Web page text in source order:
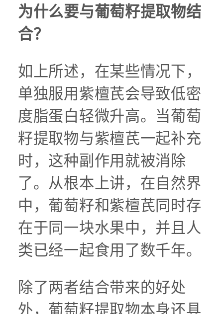
为什么要与葡萄籽提取物结
合？
如上所述，在某些情况下，
单独服用紫檀芪会导致低密
度脂蛋白轻微升高。当葡萄
籽提取物与紫檀芪一起补充
时，这种副作用就被消除
了。从根本上讲，在自然界
中，葡萄籽和紫檀芪同时存
在于同一块水果中，并且人
类已经一起食用了数千年。
除了两者结合带来的好处
外，葡萄籽提取物本身还具